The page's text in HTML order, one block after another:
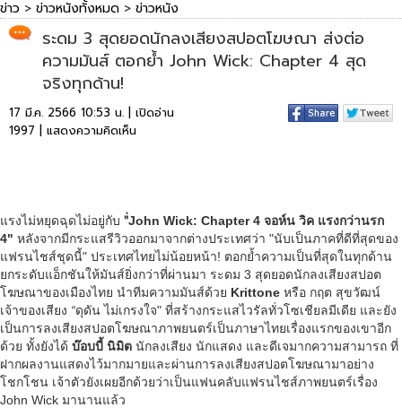
ข่าว > ข่าวหนังทั้งหมด > ข่าวหนัง
ระดม 3 สุดยอดนักลงเสียงสปอตโฆษณา ส่งต่อ
ความมันส์ ตอกย้ำ John Wick: Chapter 4 สุด
จริงทุกด้าน!
17 มี.ค. 2566 10:53 น. | เปิดอ่าน
1997 | แสดงความคิดเห็น
แรงไม่หยุดฉุดไม่อยู่กับ "่John Wick: Chapter 4 จอห์น วิค แรงกว่านรก
4" หลังจากมีกระแสรีวิวออกมาจากต่างประเทศว่า "นับเป็นภาคที่ดีที่สุดของ
แฟรนไชส์ชุดนี้" ประเทศไทยไม่น้อยหน้า! ตอกย้ำความเป็นที่สุดในทุกด้าน
ยกระดับแอ็กชันให้มันส์ยิ่งกว่าที่ผ่านมา ระดม 3 สุดยอดนักลงเสียงสปอต
โฆษณาของเมืองไทย นำทีมความมันส์ด้วย Krittone หรือ กฤต สุขวัฒน์
เจ้าของเสียง “ดุดัน ไม่เกรงใจ" ที่สร้างกระแสไวรัลทั่วโซเชียลมีเดีย และยัง
เป็นการลงเสียงสปอตโฆษณาภาพยนตร์เป็นภาษาไทยเรื่องแรกของเขาอีก
ด้วย ทั้งยังได้ บ๊อบบี้ นิมิต นักลงเสียง นักแสดง และดีเจมากความสามารถ ที่
ฝากผลงานแสดงไว้มากมายและผ่านการลงเสียงสปอตโฆษณามาอย่าง
โชกโชน เจ้าตัวยังเผยอีกด้วยว่าเป็นแฟนคลับแฟรนไชส์ภาพยนตร์เรื่อง
John Wick มานานแล้ว